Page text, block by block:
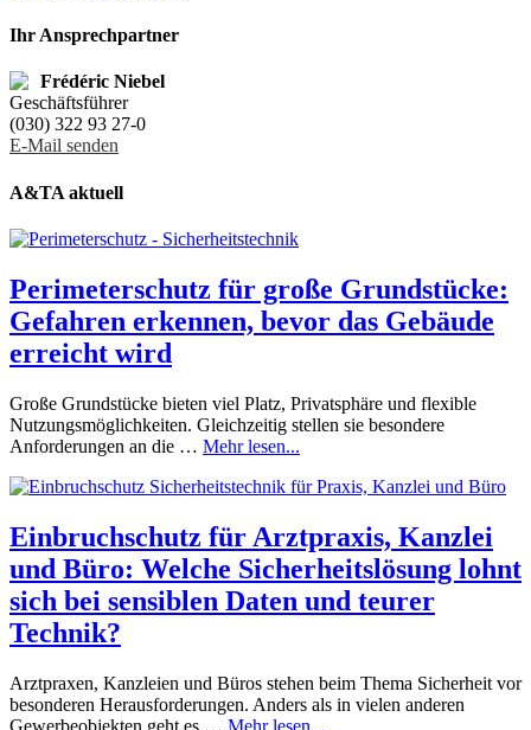
Ihr Ansprechpartner
Frédéric Niebel
Geschäftsführer
(030) 322 93 27-0
E-Mail senden
A&TA aktuell
Perimeterschutz für große Grundstücke:
Gefahren erkennen, bevor das Gebäude
erreicht wird
Große Grundstücke bieten viel Platz, Privatsphäre und flexible
Nutzungsmöglichkeiten. Gleichzeitig stellen sie besondere
Anforderungen an die … Mehr lesen...
Einbruchschutz für Arztpraxis, Kanzlei
und Büro: Welche Sicherheitslösung lohnt
sich bei sensiblen Daten und teurer
Technik?
Arztpraxen, Kanzleien und Büros stehen beim Thema Sicherheit vor
besonderen Herausforderungen. Anders als in vielen anderen
Gewerbeobjekten geht es … Mehr lesen...